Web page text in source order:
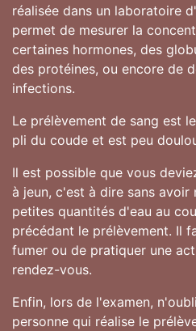
réalisée dans un laboratoire
permet de mesurer la
certaines hormones, des
des protéines, ou encore de
infections.
Le prélèvement de sang est
pli du coude et est peu
Il est possible que vous
à jeun, c'est à dire sans
petites quantités d'eau au
précédant le prélèvement. Il
fumer ou de pratiquer une
rendez-vous.
Enfin, lors de l'examen,
personne qui réalise le